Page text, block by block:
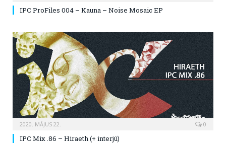
IPC ProFiles 004 – Kauna – Noise Mosaic EP
2020. MÁJUS 22. 0
IPC Mix .86 – Hiraeth (+ interjú)